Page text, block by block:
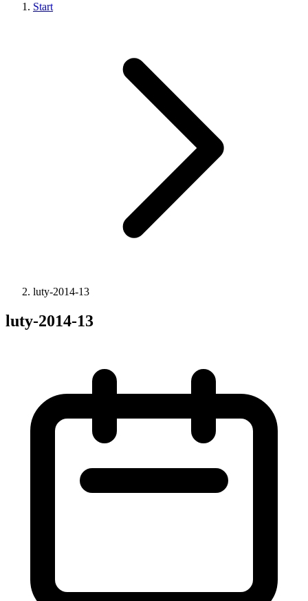
Start
luty-2014-13
luty-2014-13